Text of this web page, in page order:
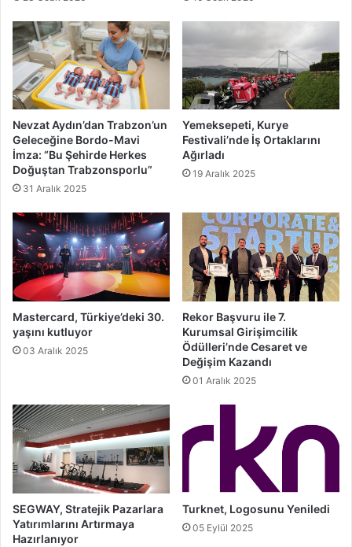
Nevzat Aydın’dan Trabzon’un
Geleceğine Bordo-Mavi
İmza: “Bu Şehirde Herkes
Doğuştan Trabzonsporlu”
31 Aralık 2025
Yemeksepeti, Kurye
Festivali’nde İş Ortaklarını
Ağırladı
19 Aralık 2025
Mastercard, Türkiye’deki 30.
yaşını kutluyor
03 Aralık 2025
Rekor Başvuru ile 7.
Kurumsal Girişimcilik
Ödülleri’nde Cesaret ve
Değişim Kazandı
01 Aralık 2025
SEGWAY, Stratejik Pazarlara
Yatırımlarını Artırmaya
Hazırlanıyor
Turknet, Logosunu Yeniledi
05 Eylül 2025